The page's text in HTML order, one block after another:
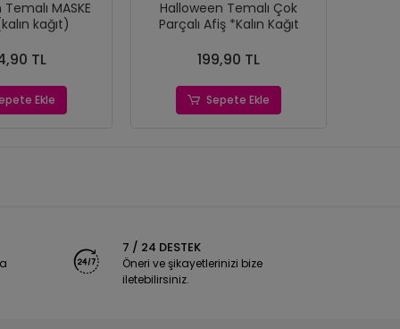
MASKE
kağıt)
TL
Ekle
Halloween Temalı Çok
Parçalı Afiş *Kalın Kağıt
199,90 TL
Sepete Ekle
7 / 24 DESTEK
Öneri ve şikayetlerinizi bize
iletebilirsiniz.